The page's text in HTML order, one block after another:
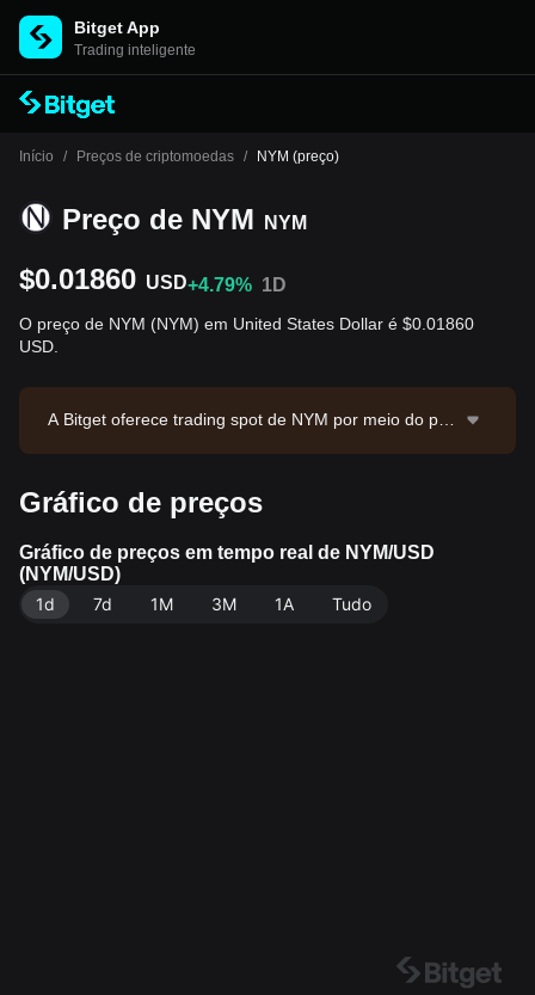
Bitget App
Trading inteligente
Início / Preços de criptomoedas / NYM (preço)
Preço de NYM NYM
$0.01860 USD+4.79% 1D
O preço de NYM (NYM) em United States Dollar é $0.01860
USD.
A Bitget oferece trading spot de NYM por meio do par
M possui valor de mercado de $15,606,912.2 e oferta
em circulação de 839.30M NYM. Fonte dos dados: Bit
get. Última atualização: 2026-08-08 15:12:33.
Gráfico de preços
Gráfico de preços em tempo real de NYM/USD
(NYM/USD)
1d
7d 1M 3M 1A Tudo